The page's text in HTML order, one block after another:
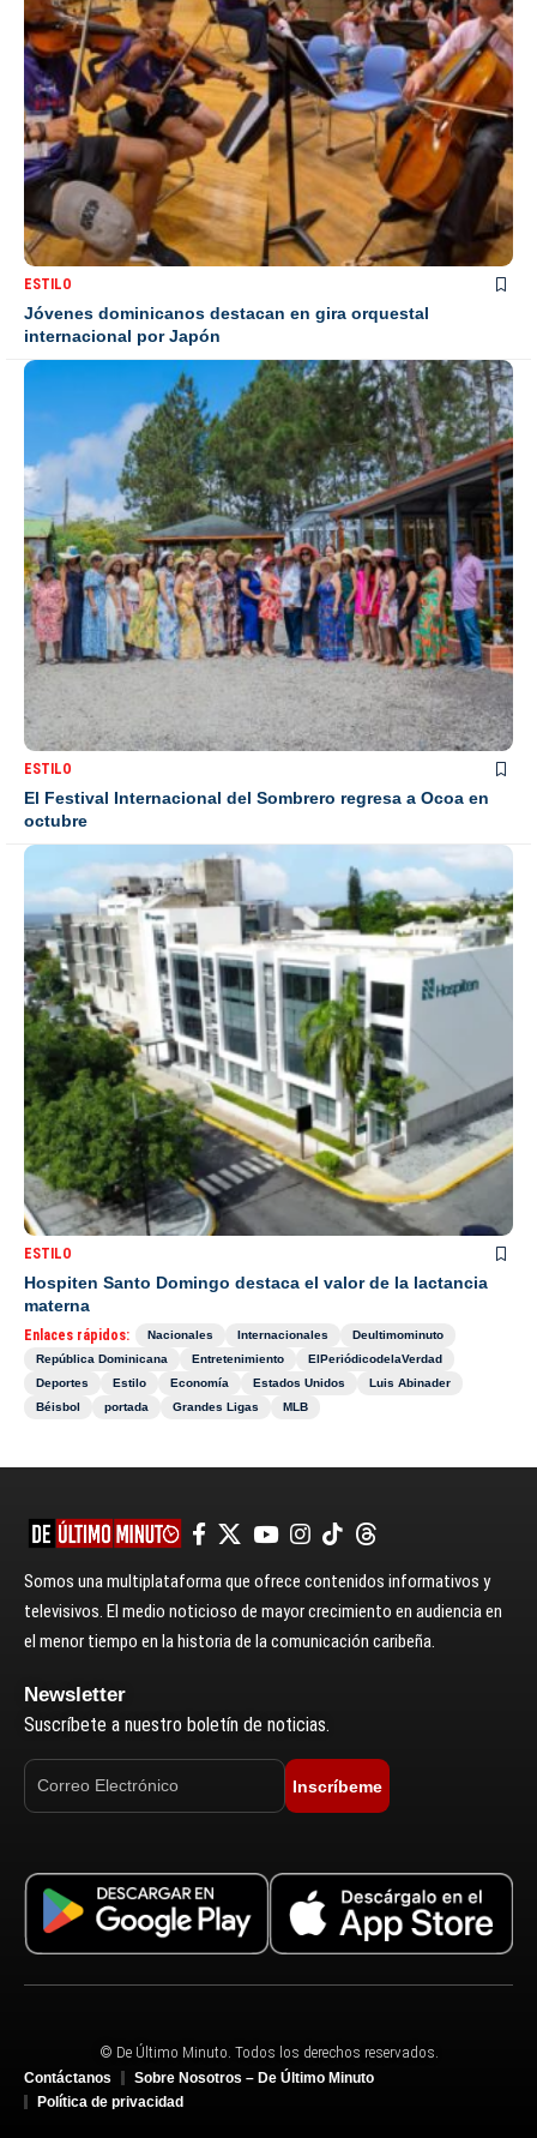
ESTILO
Jóvenes dominicanos destacan en gira orquestal
internacional por Japón
ESTILO
El Festival Internacional del Sombrero regresa a Ocoa en
octubre
ESTILO
Hospiten Santo Domingo destaca el valor de la lactancia
materna
Enlaces rápidos: Nacionales Internacionales
Deultimominuto
República Dominicana
Entretenimiento
ElPeriódicodelaVerdad
Deportes
Estilo Economía Estados Unidos
Luis Abinader
Béisbol
portada Grandes Ligas MLB
Somos una multiplataforma que ofrece contenidos informativos y
televisivos. El medio noticioso de mayor crecimiento en audiencia en
el menor tiempo en la historia de la comunicación caribeña.
Newsletter
Suscríbete a nuestro boletín de noticias.
Inscríbeme
© De Último Minuto. Todos los derechos reservados.
Contáctanos
Sobre Nosotros – De Último Minuto
Política de privacidad